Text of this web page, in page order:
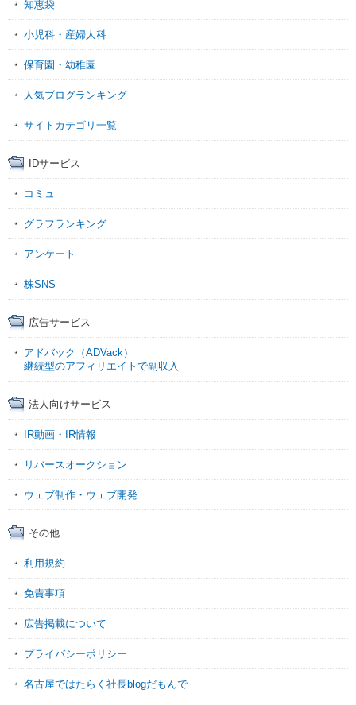
知恵袋
小児科・産婦人科
保育園・幼稚園
人気ブログランキング
サイトカテゴリ一覧
IDサービス
コミュ
グラフランキング
アンケート
株SNS
広告サービス
アドバック（ADVack）
継続型のアフィリエイトで副収入
法人向けサービス
IR動画・IR情報
リバースオークション
ウェブ制作・ウェブ開発
その他
利用規約
免責事項
広告掲載について
プライバシーポリシー
名古屋ではたらく社長blogだもんで